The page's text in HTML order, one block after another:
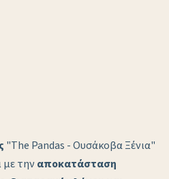
"The Pandas - Ουσάκοβα Ξένια"
με τηναποκατάσταση